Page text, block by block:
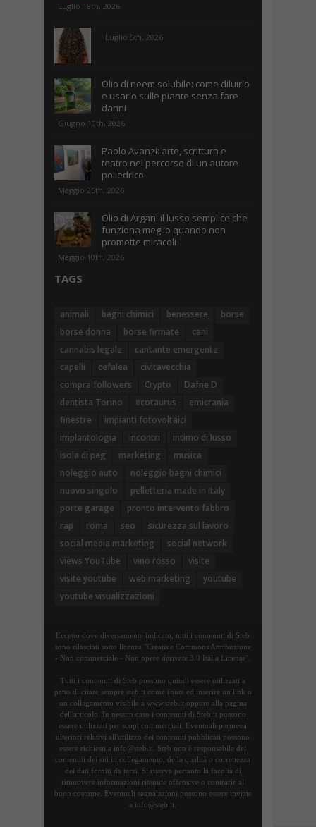
Luglio 18th, 2026
Luglio 5th, 2026
Olio di neem solubile: come diluirlo
e usarlo sulle piante senza fare
danni
Giugno 10th, 2026
Paolo Avanzi: arte, scrittura e
teatro nel percorso di un autore
poliedrico
Maggio 25th, 2026
Olio di Argan: il lusso semplice che
funziona meglio quando non
promette miracoli
Maggio 10th, 2026
TAGS
animali bagni chimici benessere
borse
borse donna
borse firmate
cani
cannabis legale
cantante emergente
capelli
cefalea
civitavecchia
compra followers
Crypto
Dafne D
dentista Torino
ecotaurus
emicrania
finestre
impianti fotovoltaici
implantologia
incontri
intimo di lusso
isola di pag
marketing
musica
noleggio auto
noleggio bagni chimici
nuovo singolo
pelletteria made in Italy
porte garage
pronto intervento fabbro
rap
roma seo
sicurezza sul lavoro
social media marketing
social network
views YouTube
vino rosso
visite
visite youtube
web marketing
youtube
youtube visualizzazioni
Eccetto dove diversamente indicato, tutti i contenuti di Steb
sono rilasciati sotto licenza "Creative Commons Attribuzione
- Non commerciale - Non opere derivate 3.0 Italia License".
Tutti i contenuti di Steb possono quindi essere utilizzati a
patto di citare sempre steb.it come fonte ed inserire un link o
un collegamento visibile a www.steb.it oppure alla pagina
dell'articolo. In nessun caso i contenuti di Steb.it possono
essere utilizzati per scopi commerciali. Eventuali permessi
ulteriori relativi all'utilizzo dei contenuti pubblicati possono
essere richiesti a info@steb.it. Steb non è responsabile dei
contenuti dei siti in collegamento, della qualità o correttezza
dei dati forniti da terzi. Si riserva pertanto la facoltà di
rimuovere informazioni ritenute offensive o contrarie al
buon costume. Eventuali segnalazioni possono essere inviate
a info@steb.it.